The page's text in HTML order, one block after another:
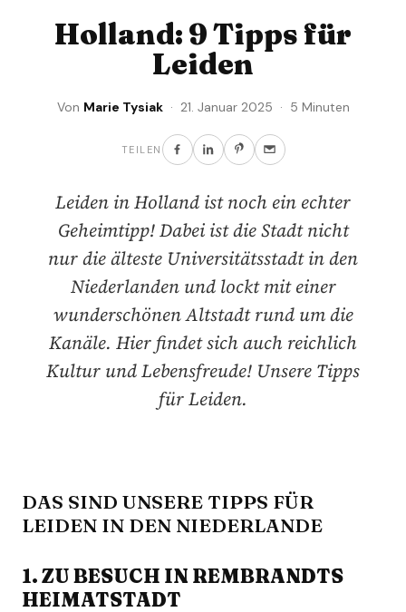
Holland: 9 Tipps für
Leiden
Von Marie Tysiak· 21. Januar 2025 · 5 Minuten
TEILEN
Leiden in Holland ist noch ein echter
Geheimtipp! Dabei ist die Stadt nicht
nur die älteste Universitätsstadt in den
Niederlanden und lockt mit einer
wunderschönen Altstadt rund um die
Kanäle. Hier findet sich auch reichlich
Kultur und Lebensfreude! Unsere Tipps
für Leiden.
DAS SIND UNSERE TIPPS FÜR
LEIDEN IN DEN NIEDERLANDE
1. ZU BESUCH IN REMBRANDTS
HEIMATSTADT